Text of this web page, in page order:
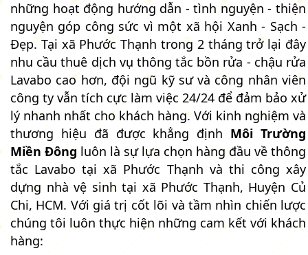
những hoạt động hướng dẫn - tình nguyện - thiện
nguyện góp công sức vì một xã hội Xanh - Sạch -
Đẹp. Tại xã Phước Thạnh trong 2 tháng trở lại đây
nhu cầu thuê dịch vụ thông tắc bồn rửa - chậu rửa
Lavabo cao hơn, đội ngũ kỹ sư và công nhân viên
công ty vẫn tích cực làm việc 24/24 để đảm bảo xử
lý nhanh nhất cho khách hàng. Với kinh nghiệm và
thương hiệu đã được khẳng định Môi Trường
Miền Đông luôn là sự lựa chọn hàng đầu về thông
tắc Lavabo tại xã Phước Thạnh và thi công xây
dựng nhà vệ sinh tại xã Phước Thạnh, Huyện Củ
Chi, HCM. Với giá trị cốt lõi và tầm nhìn chiến lược
chúng tôi luôn thực hiện những cam kết với khách
hàng: